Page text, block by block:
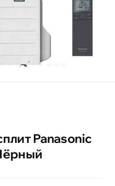
Panasonic